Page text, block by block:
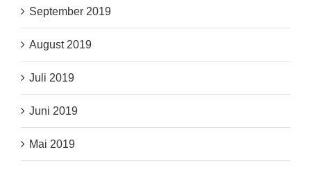
September 2019
August 2019
Juli 2019
Juni 2019
Mai 2019